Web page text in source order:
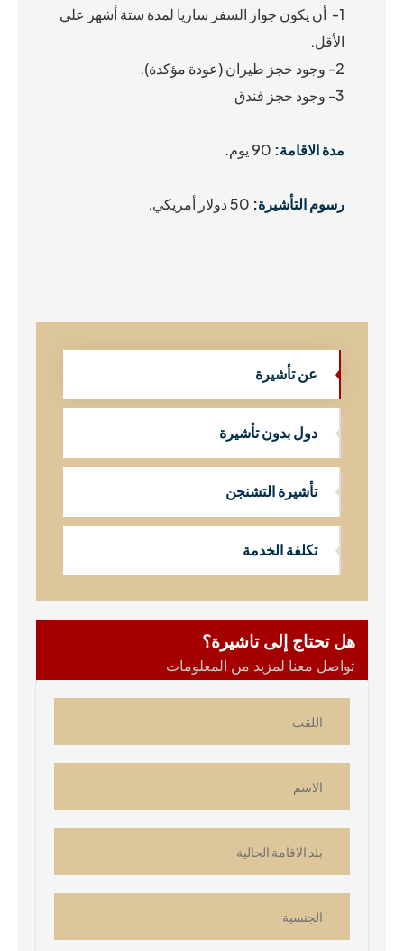
1- أن يكون جواز السفر ساريا لمدة ستة أشهر علي
الأقل.
2- وجود حجز طيران (عودة مؤكدة).
3- وجود حجز فندق
مدة الاقامة: 90 يوم.
رسوم التأشيرة: 50 دولار أمريكي.
عن تأشيرة
دول بدون تأشيرة
تأشيرة التشنجن
تكلفة الخدمة
هل تحتاج إلى تاشيرة؟
تواصل معنا لمزيد من المعلومات